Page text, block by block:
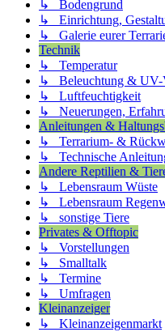
↳ Bodengrund
↳ Einrichtung,
↳ Galerie eurer
Technik
↳ Temperatur
↳ Beleuchtung & UV-
↳ Luftfeuchtigkeit
↳ Neuerungen,
Anleitungen &
↳ Terrarium- &
↳ Technische
Andere Reptilien &
↳ Lebensraum Wüste
↳ Lebensraum
↳ sonstige Tiere
Privates & Offtopic
↳ Vorstellungen
↳ Smalltalk
↳ Termine
↳ Umfragen
Kleinanzeiger
↳ Kleinanzeigenmarkt